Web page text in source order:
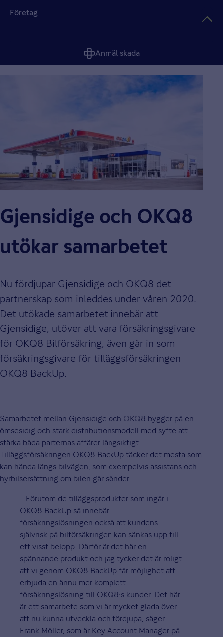
Företag
Anmäl skada
Gjensidige och OKQ8
utökar samarbetet
Nu fördjupar Gjensidige och OKQ8 det
partnerskap som inleddes under våren 2020.
Det utökade samarbetet innebär att
Gjensidige, utöver att vara försäkringsgivare
för OKQ8 Bilförsäkring, även går in som
försäkringsgivare för tilläggsförsäkringen
OKQ8 BackUp.
Samarbetet mellan Gjensidige och OKQ8 bygger på en
ömsesidig och stark distributionsmodell med syfte att
stärka båda parternas affärer långsiktigt.
Tilläggsförsäkringen OKQ8 BackUp täcker det mesta som
kan hända längs bilvägen, som exempelvis assistans och
hyrbilsersättning om bilen går sönder.
– Förutom de tilläggsprodukter som ingår i
OKQ8 BackUp så innebär
försäkringslösningen också att kundens
självrisk på bilförsäkringen kan sänkas upp till
ett visst belopp. Därför är det här en
spännande produkt och jag tycker det är roligt
att vi genom OKQ8 BackUp får möjlighet att
erbjuda en ännu mer komplett
försäkringslösning till OKQ8:s kunder. Det här
är ett samarbete som vi är mycket glada över
att nu kunna utveckla och fördjupa, säger
Frank Möller, som är Key Account Manager på